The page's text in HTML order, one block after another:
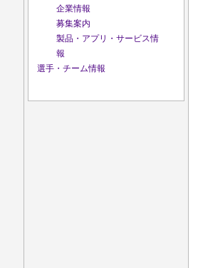
企業情報
募集案内
製品・アプリ・サービス情
報
選手・チーム情報